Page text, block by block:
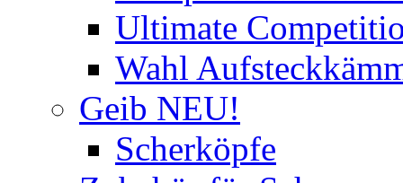
Ultimate
Wahl
Geib NEU!
Scherköpfe